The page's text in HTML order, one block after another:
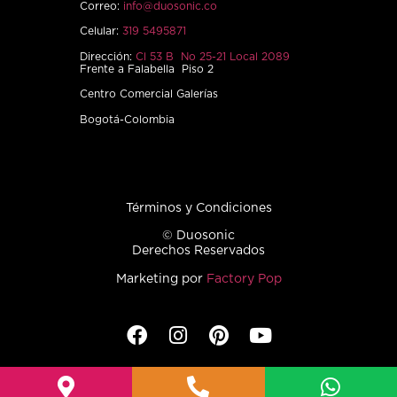
Correo: info@duosonic.co
Celular: 319 5495871
Dirección: Cl 53 B No 25-21 Local 2089
Frente a Falabella Piso 2
Centro Comercial Galerías
Bogotá-Colombia
Términos y Condiciones
© Duosonic
Derechos Reservados
Marketing por Factory Pop